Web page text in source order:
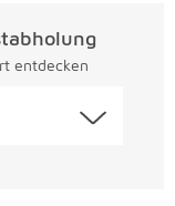
entdecken